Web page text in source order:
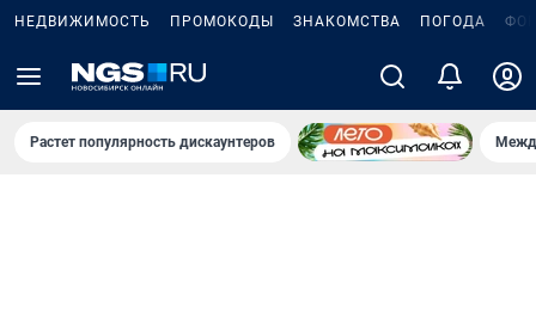
НЕДВИЖИМОСТЬ ПРОМОКОДЫ ЗНАКОМСТВА ПОГОДА
Растет популярность дискаунтеров